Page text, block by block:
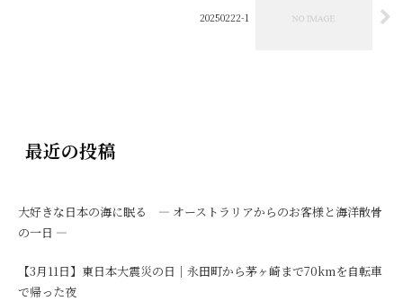
20250222-1
最近の投稿
大好きな日本の海に眠る ― オーストラリアからのお客様と海洋散骨
の一日 ―
【3月11日】東日本大震災の日｜永田町から茅ヶ崎まで70kmを自転車
で帰った夜